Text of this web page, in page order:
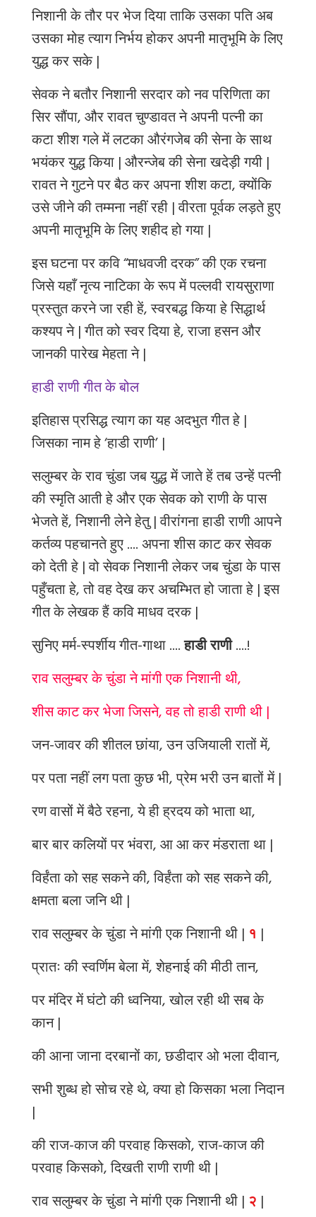
निशानी के तौर पर भेज दिया ताकि उसका पति अब
उसका मोह त्याग निर्भय होकर अपनी मातृभूमि के लिए
युद्ध कर सके|
सेवक ने बतौर निशानी सरदार को नव परिणिता का
सिर सौंपा,और रावत चुण्डावत ने अपनी पत्नी का
कटा शीश गले में लटका औरंगजेब की सेना के साथ
भयंकर युद्ध किया|औरन्जेब की सेना खदेड़ी गयी |
रावत ने गुटने पर बैठ कर अपना शीश कटा, क्योंकि
उसे जीने की तम्मना नहीं रही | वीरता पूर्वक लड़ते हुए
अपनी मातृभूमि के लिए शहीद हो गया|
इस घटना पर कवि “माधवजी दरक” की एक रचना
जिसे यहाँ नृत्य नाटिका के रूप में पल्लवी रायसुराणा
प्रस्तुत करने जा रही हें, स्वरबद्ध किया हे सिद्धार्थ
कश्यप ने | गीत को स्वर दिया हे, राजा हसन और
जानकी पारेख मेहता ने |
हाडी राणी गीत के बोल
इतिहास प्रसिद्ध त्याग का यह अदभुत गीत हे |
जिसका नाम हे ‘हाडी राणी’ |
सलुम्बर के राव चुंडा जब युद्ध में जाते हें तब उन्हें पत्नी
की स्मृति आती हे और एक सेवक को राणी के पास
भेजते हें, निशानी लेने हेतु | वीरांगना हाडी राणी आपने
कर्तव्य पहचानते हुए .... अपना शीस काट कर सेवक
को देती हे | वो सेवक निशानी लेकर जब चुंडा के पास
पहुँचता हे, तो वह देख कर अचम्भित हो जाता हे | इस
गीत के लेखक हैं कवि माधव दरक |
सुनिए मर्म-स्पर्शीय गीत-गाथा ....हाडी राणी....!
राव सलुम्बर के चुंडा ने मांगी एक निशानी थी,
शीस काट कर भेजा जिसने, वह तो हाडी राणी थी |
जन-जावर की शीतल छांया, उन उजियाली रातों में,
पर पता नहीं लग पता कुछ भी, प्रेम भरी उन बातों में |
रण वासों में बैठे रहना, ये ही ह्रदय को भाता था,
बार बार कलियों पर भंवरा, आ आ कर मंडराता था |
विर्हंता को सह सकने की, विर्हंता को सह सकने की,
क्षमता बला जनि थी |
राव सलुम्बर के चुंडा ने मांगी एक निशानी थी | १ |
प्रातः की स्वर्णिम बेला में, शेहनाई की मीठी तान,
पर मंदिर में घंटो की ध्वनिया, खोल रही थी सब के
कान |
की आना जाना दरबानों का, छडीदार ओ भला दीवान,
सभी शुब्ध हो सोच रहे थे, क्या हो किसका भला निदान
|
की राज-काज की परवाह किसको, राज-काज की
परवाह किसको, दिखती राणी राणी थी |
राव सलुम्बर के चुंडा ने मांगी एक निशानी थी |२ |